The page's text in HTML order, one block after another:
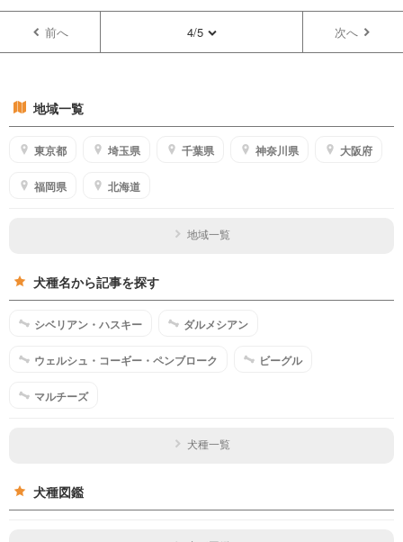
前へ 4/5 次へ
地域一覧
東京都 埼玉県 千葉県 神奈川県 大阪府
福岡県 北海道
地域一覧
犬種名から記事を探す
シベリアン・ハスキー ダルメシアン
ウェルシュ・コーギー・ペンブローク ビーグル
マルチーズ
犬種一覧
犬種図鑑